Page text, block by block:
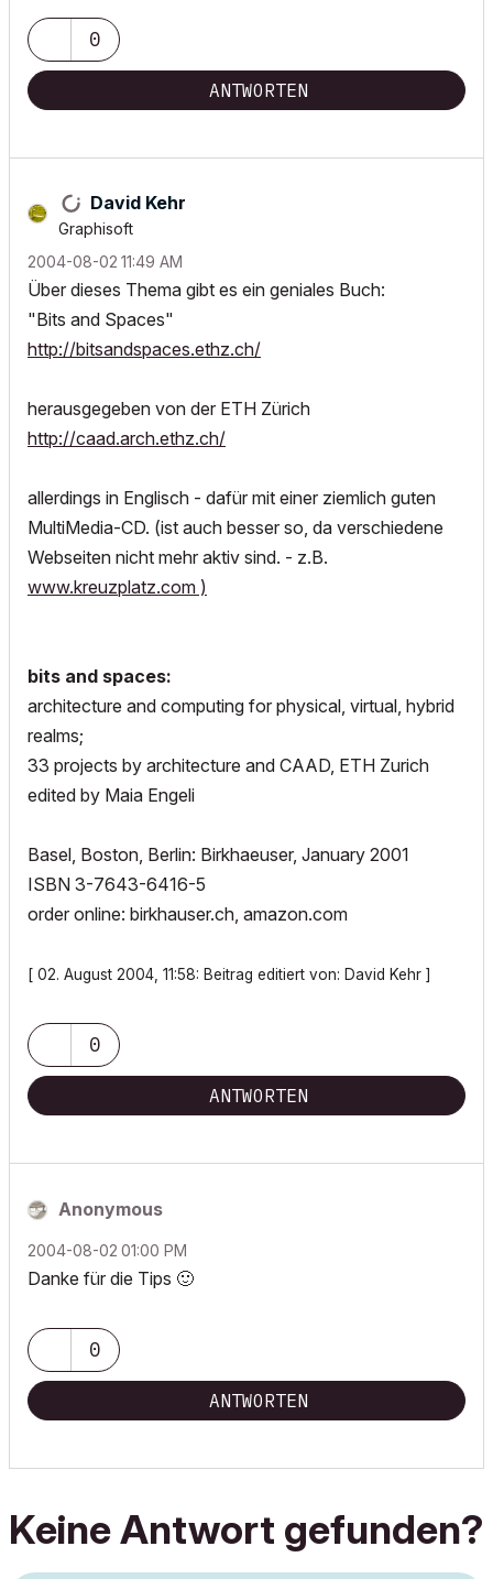
0
ANTWORTEN
David Kehr
Graphisoft
‎2004-08-02 11:49 AM
Über dieses Thema gibt es ein geniales Buch:
"Bits and Spaces"
http://bitsandspaces.ethz.ch/
herausgegeben von der ETH Zürich
http://caad.arch.ethz.ch/
allerdings in Englisch - dafür mit einer ziemlich guten
MultiMedia-CD. (ist auch besser so, da verschiedene
Webseiten nicht mehr aktiv sind. - z.B.
www.kreuzplatz.com )
bits and spaces:
architecture and computing for physical, virtual, hybrid
realms;
33 projects by architecture and CAAD, ETH Zurich
edited by Maia Engeli
Basel, Boston, Berlin: Birkhaeuser, January 2001
ISBN 3-7643-6416-5
order online: birkhauser.ch, amazon.com
[ 02. August 2004, 11:58: Beitrag editiert von: David Kehr ]
0
ANTWORTEN
Anonymous
‎2004-08-02 01:00 PM
Danke für die Tips 🙂
0
ANTWORTEN
Keine Antwort gefunden?